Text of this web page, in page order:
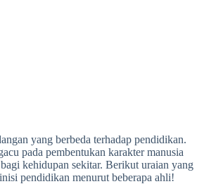
yang berbeda terhadap pendidikan.
pada pembentukan karakter manusia
kehidupan sekitar. Berikut uraian yang
pendidikan menurut beberapa ahli!